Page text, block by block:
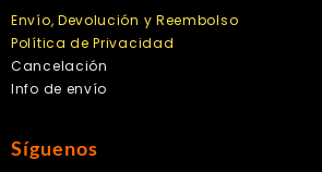
Envío, Devolución y Reembolso
Política de Privacidad
Cancelación
Info de envío
Síguenos